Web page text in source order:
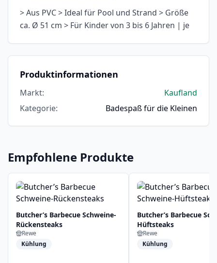
> Aus PVC > Ideal für Pool und Strand > Größe
ca. Ø 51 cm > Für Kinder von 3 bis 6 Jahren | je
Produktinformationen
Markt:
Kaufland
Kategorie: Badespaß für die Kleinen
Empfohlene Produkte
Butcher’s Barbecue Schweine-
Rückensteaks
Rewe
Kühlung
Butcher’s Barbecue
Hüftsteaks
Rewe
Kühlung